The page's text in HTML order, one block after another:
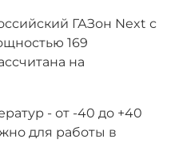
ГАЗон Next с
169
на
- от -40 до +40
для работы в